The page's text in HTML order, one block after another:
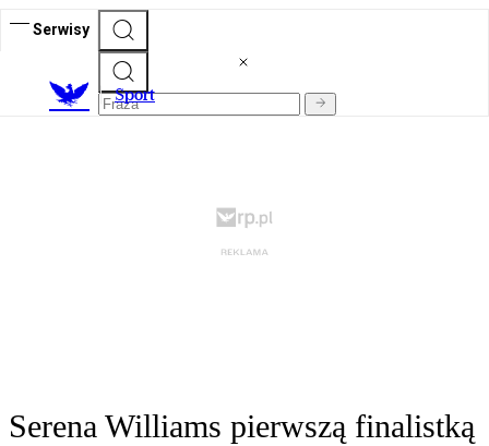
Serwisy
Sport
Serena Williams pierwszą finalistką